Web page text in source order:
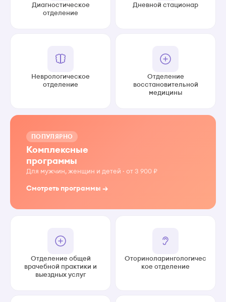
Диагностическое
отделение
Дневной стационар
Неврологическое
отделение
Отделение
восстановительной
медицины
ПОПУЛЯРНО
Комплексные
программы
Для мужчин, женщин и детей · от 3 900 ₽
Смотреть программы →
Отделение общей
врачебной практики и
выездных услуг
Оториноларингологичес
кое отделение